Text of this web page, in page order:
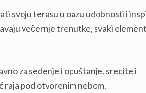
svoju terasu u oazu udobnosti i
večernje trenutke, svaki
za sedenje i opuštanje, sredite i
raja pod otvorenim nebom.